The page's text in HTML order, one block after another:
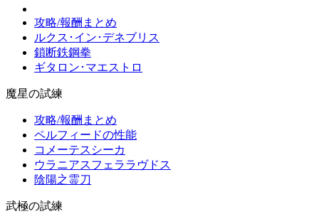
攻略/報酬まとめ
ルクス･イン･デネブリス
鎖断鉄鋼拳
ギタロン･マエストロ
魔星の試練
攻略/報酬まとめ
ペルフィードの性能
コメーテスシーカ
ウラニアスフェララヴドス
陰陽之霊刀
武極の試練